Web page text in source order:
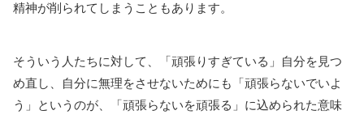
精神が削られてしまうこともあります。
そういう人たちに対して、「頑張りすぎている」自分を見つ
め直し、自分に無理をさせないためにも「頑張らないでいよ
う」というのが、「頑張らないを頑張る」に込められた意味